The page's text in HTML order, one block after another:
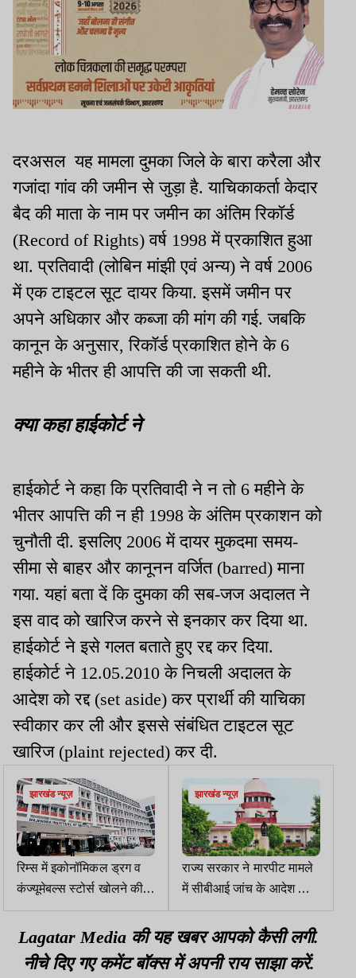
दरअसल यह मामला दुमका जिले के बारा करैला और
गजांदा गांव की जमीन से जुड़ा है. याचिकाकर्ता केदार
बैद की माता के नाम पर जमीन का अंतिम रिकॉर्ड
(Record of Rights) वर्ष 1998 में प्रकाशित हुआ
था. प्रतिवादी (लोबिन मांझी एवं अन्य) ने वर्ष 2006
में एक टाइटल सूट दायर किया. इसमें जमीन पर
अपने अधिकार और कब्जा की मांग की गई. जबकि
कानून के अनुसार, रिकॉर्ड प्रकाशित होने के 6
महीने के भीतर ही आपत्ति की जा सकती थी.
क्या कहा हाईकोर्ट ने
हाईकोर्ट ने कहा कि प्रतिवादी ने न तो 6 महीने के
भीतर आपत्ति की न ही 1998 के अंतिम प्रकाशन को
चुनौती दी. इसलिए 2006 में दायर मुकदमा समय-
सीमा से बाहर और कानूनन वर्जित (barred) माना
गया. यहां बता दें कि दुमका की सब-जज अदालत ने
इस वाद को खारिज करने से इनकार कर दिया था.
हाईकोर्ट ने इसे गलत बताते हुए रद्द कर दिया.
हाईकोर्ट ने 12.05.2010 के निचली अदालत के
आदेश को रद्द (set aside) कर प्रार्थी की याचिका
स्वीकार कर ली और इससे संबंधित टाइटल सूट
खारिज (plaint rejected) कर दी.
झारखंड न्यूज़
रिम्स में इकोनॉमिकल ड्रग व
कंज्यूमेबल्स स्टोर्स खोलने की
तैयारी, मरीजों को मिलेगी सस्ती
दवाएं
झारखंड न्यूज़
राज्य सरकार ने मारपीट मामले
में सीबीआई जांच के आदेश को
सुप्रीम कोर्ट में चुनौती दी
Lagatar Media की यह खबर आपको कैसी लगी.
नीचे दिए गए कमेंट बॉक्स में अपनी राय साझा करें.